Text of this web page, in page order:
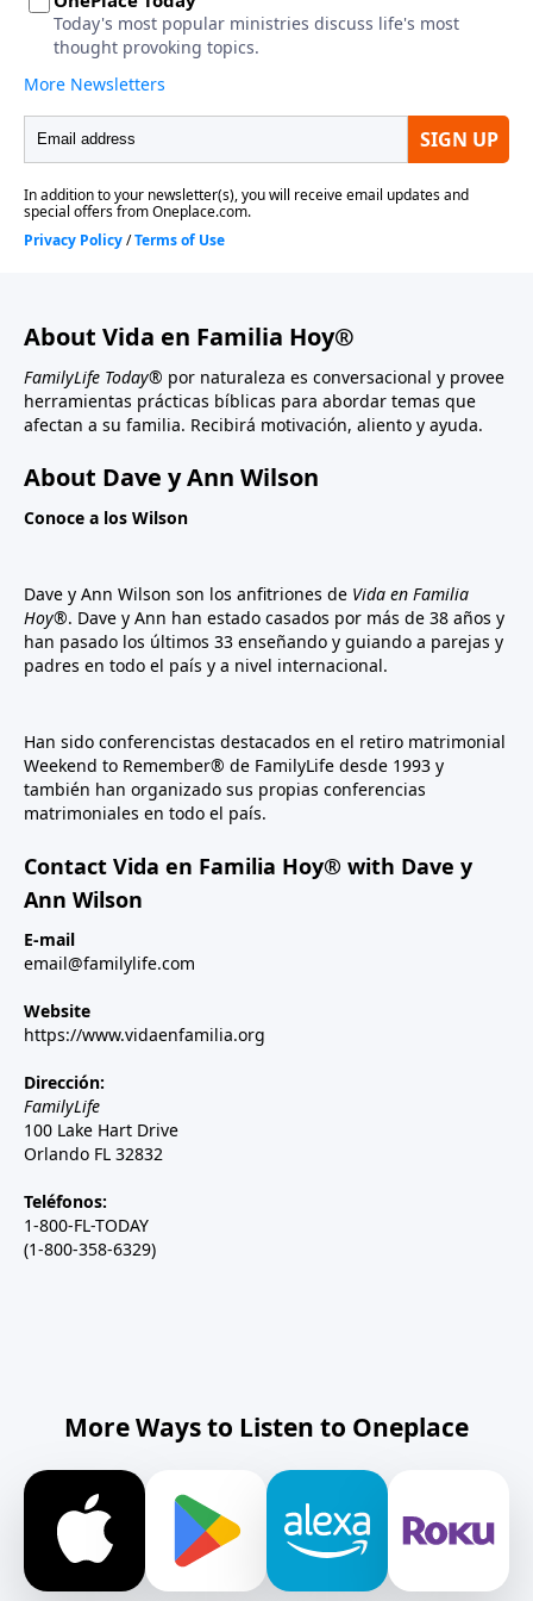
About Vida en Familia Hoy®
FamilyLife Today® por naturaleza es conversacional y provee
herramientas prácticas bíblicas para abordar temas que
afectan a su familia. Recibirá motivación, aliento y ayuda.
About Dave y Ann Wilson
Conoce a los Wilson
Dave y Ann Wilson son los anfitriones de Vida en Familia
Hoy®. Dave y Ann han estado casados por más de 38 años y
han pasado los últimos 33 enseñando y guiando a parejas y
padres en todo el país y a nivel internacional.
Han sido conferencistas destacados en el retiro matrimonial
Weekend to Remember® de FamilyLife desde 1993 y
también han organizado sus propias conferencias
matrimoniales en todo el país.
Contact Vida en Familia Hoy® with Dave y
Ann Wilson
E-mail
email@familylife.com
Website
https://www.vidaenfamilia.org
Dirección:
FamilyLife
100 Lake Hart Drive
Orlando FL 32832
Teléfonos:
1-800-FL-TODAY
(1-800-358-6329)
More Ways to Listen to Oneplace